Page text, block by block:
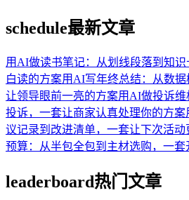
schedule最新文章
用AI做读书笔记：从划线段落到知
白读的方案用AI写年终总结：从数
让领导眼前一亮的方案用AI做投诉维
投诉，一套让商家认真处理你的方案
议记录到改进清单，一套让下次活动
预算：从半包全包到主材选购，一
leaderboard热门文章